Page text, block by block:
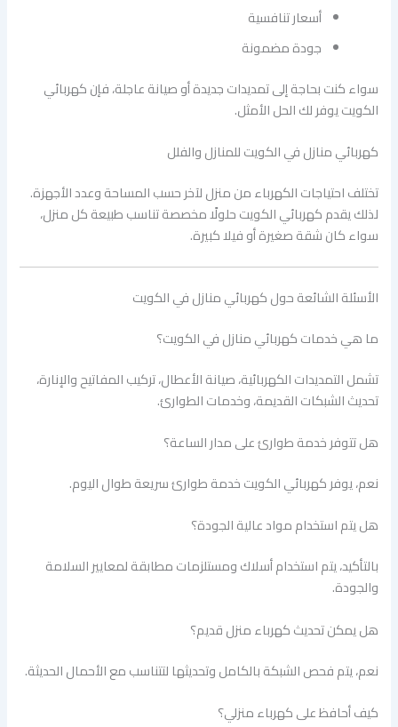
أسعار تنافسية
جودة مضمونة
سواء كنت بحاجة إلى تمديدات جديدة أو صيانة عاجلة، فإن كهربائي
الكويت يوفر لك الحل الأمثل.
كهربائي منازل في الكويت للمنازل والفلل
تختلف احتياجات الكهرباء من منزل لآخر حسب المساحة وعدد الأجهزة.
لذلك يقدم كهربائي الكويت حلولًا مخصصة تناسب طبيعة كل منزل،
سواء كان شقة صغيرة أو فيلا كبيرة.
الأسئلة الشائعة حول كهربائي منازل في الكويت
ما هي خدمات كهربائي منازل في الكويت؟
تشمل التمديدات الكهربائية، صيانة الأعطال، تركيب المفاتيح والإنارة،
تحديث الشبكات القديمة، وخدمات الطوارئ.
هل تتوفر خدمة طوارئ على مدار الساعة؟
نعم، يوفر كهربائي الكويت خدمة طوارئ سريعة طوال اليوم.
هل يتم استخدام مواد عالية الجودة؟
بالتأكيد، يتم استخدام أسلاك ومستلزمات مطابقة لمعايير السلامة
والجودة.
هل يمكن تحديث كهرباء منزل قديم؟
نعم، يتم فحص الشبكة بالكامل وتحديثها لتتناسب مع الأحمال الحديثة.
كيف أحافظ على كهرباء منزلي؟